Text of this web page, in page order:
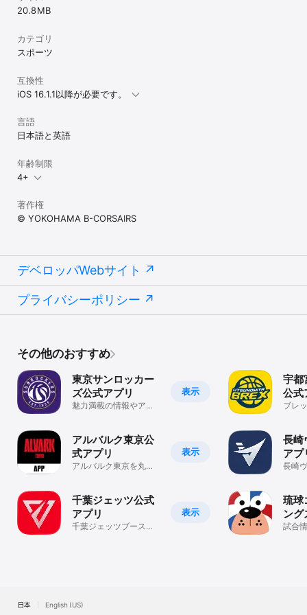
20.8 MB
カテゴリ
スポーツ
互換性
iOS 16.1.1以降が必要です。
言語
日本語と英語
年齢制限
4+
著作権
© YOKOHAMA B-CORSAIRS
デベロッパWebサイト
プライバシーポリシー
その他のおすすめ
表示
東京サンロッカー
ズ公式アプリ
魅力満載の情報やアプ
表示
アルバルク東京公
式アプリ
アルバルク東京を丸ご
表示
千葉ジェッツ公式
アプリ
千葉ジェッツブースタ
宇都
公式
ブレ
長崎
アプ
長崎
琉球
ング
試合
日本 English (US)